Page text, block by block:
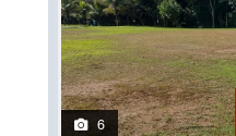
6